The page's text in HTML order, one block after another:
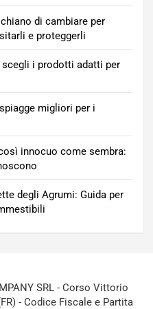
di cambiare per
e proteggerli
scegli i prodotti adatti per
migliori per i
innocuo come sembra:
degli Agrumi: Guida per
SRL - Corso Vittorio
- Codice Fiscale e Partita